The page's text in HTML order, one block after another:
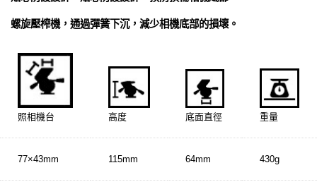
螺旋壓榨機，通過彈簧下沉，減少相機底部的損壞。
照相機台 高度 底面直徑 重量
77×43mm 115mm 64mm 430g